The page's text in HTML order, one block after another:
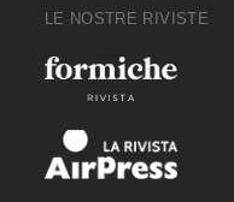
LE NOSTRE RIVISTE